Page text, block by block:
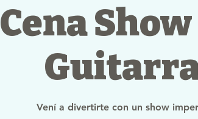
Cena
Vení a divertirte con un show